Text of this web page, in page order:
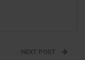
NEXT POST